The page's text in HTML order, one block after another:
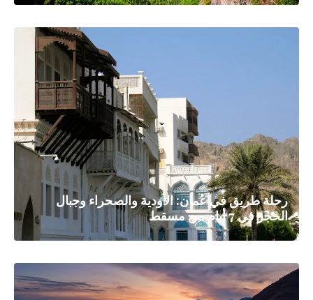
رحلة طريق في عُمان: الأودية والصحراء وجبال
الحجر في 7 أيام من مسقط